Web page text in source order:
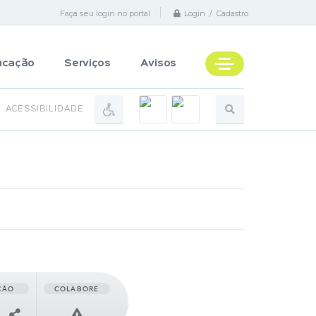
Faça seu login no portal Login / Cadastro
Serviços Avisos
ACESSIBILIDADE
COLABORE